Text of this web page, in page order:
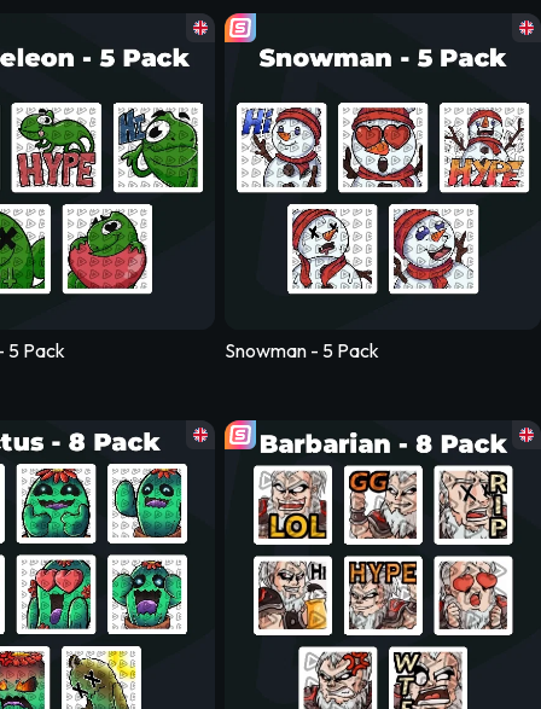
Pack
5 Pack
5 Pack Snowman - 5 Pack